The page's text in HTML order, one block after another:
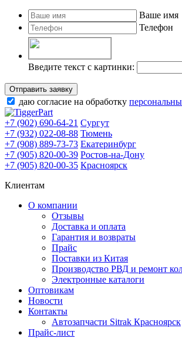
Ваше имя
Телефон
Введите текст с картинки:
Отправить заявку
даю согласие на обработку
+7 (902) 690-64-21 Сургут
+7 (932) 022-08-88 Тюмень
+7 (908) 889-73-73 Екатеринбург
+7 (905) 820-00-39 Ростов-на-Дону
+7 (905) 820-00-35 Красноярск
Клиентам
О компании
Отзывы
Доставка и оплата
Гарантия и возвраты
Прайс
Поставки из Китая
Производство РВД и ремонт
Электронные каталоги
Оптовикам
Новости
Контакты
Автозапчасти Sitrak Красноярск
Прайс-лист